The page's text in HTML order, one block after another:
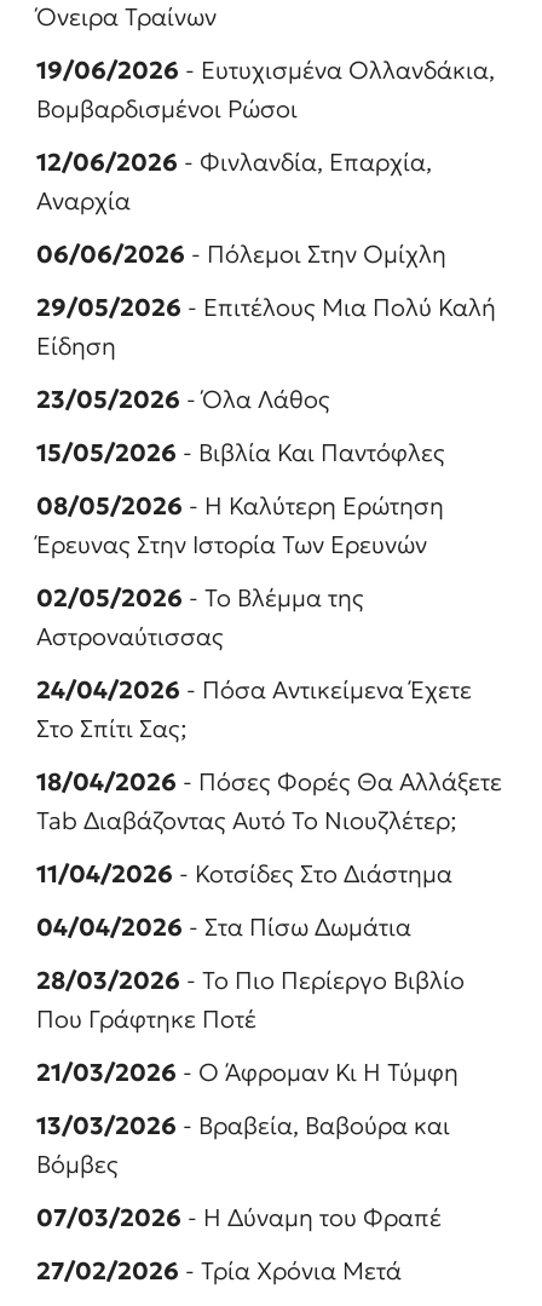
Όνειρα Τραίνων
19/06/2026 - Ευτυχισμένα Ολλανδάκια,
Βομβαρδισμένοι Ρώσοι
12/06/2026 - Φινλανδία, Επαρχία,
Αναρχία
06/06/2026 - Πόλεμοι Στην Ομίχλη
29/05/2026 - Επιτέλους Μια Πολύ Καλή
Είδηση
23/05/2026 - Όλα Λάθος
15/05/2026 - Βιβλία Και Παντόφλες
08/05/2026 - Η Καλύτερη Ερώτηση
Έρευνας Στην Ιστορία Των Ερευνών
02/05/2026 - Το Βλέμμα της
Αστροναύτισσας
24/04/2026 - Πόσα Αντικείμενα Έχετε
Στο Σπίτι Σας;
18/04/2026 - Πόσες Φορές Θα Αλλάξετε
Tab Διαβάζοντας Αυτό Το Νιουζλέτερ;
11/04/2026 - Κοτσίδες Στο Διάστημα
04/04/2026 - Στα Πίσω Δωμάτια
28/03/2026 - Το Πιο Περίεργο Βιβλίο
Που Γράφτηκε Ποτέ
21/03/2026 - Ο Άφρομαν Κι Η Τύμφη
13/03/2026 - Βραβεία, Βαβούρα και
Βόμβες
07/03/2026 - Η Δύναμη του Φραπέ
27/02/2026 - Τρία Χρόνια Μετά